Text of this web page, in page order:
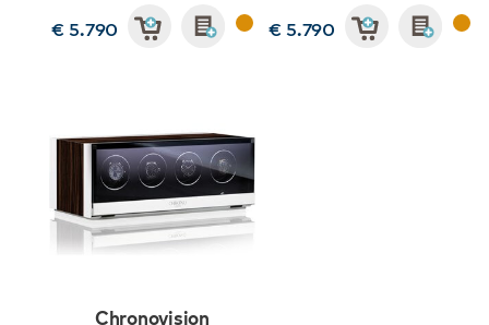
€ 5.790
€ 5.790
Chronovision